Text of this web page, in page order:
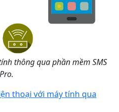
thông qua phần mềm SMS
Pro.
thoại với máy tính qua